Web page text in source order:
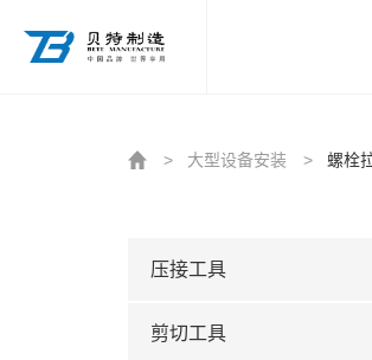
> 大型设备安装 > 螺栓
压接工具
剪切工具